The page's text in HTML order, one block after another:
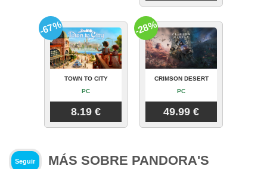
TOWN TO CITY
PC
8.19 €
-67%
CRIMSON DESERT
PC
49.99 €
-28%
Seguir
MÁS SOBRE PANDORA'S